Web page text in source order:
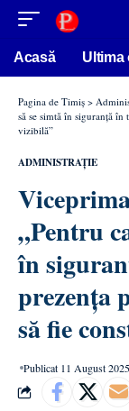
conținut
Acasă Ultima
Pagina de Timiș >
să se simtă în siguranță
vizibilă”
ADMINISTRAȚIE
„Pentru
în
prezența
să fie
Publicat 11 August